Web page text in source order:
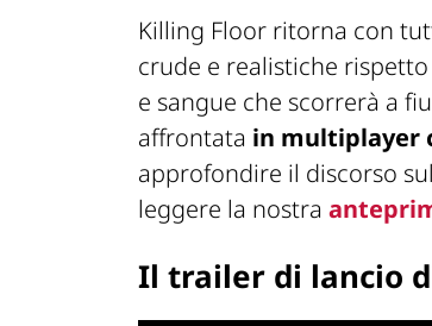
Killing Floor ritorna con
crude e realistiche
e sangue che scorrerà a
affrontata in multiplayer
approfondire il discorso
leggere la nostra
Il trailer di lancio